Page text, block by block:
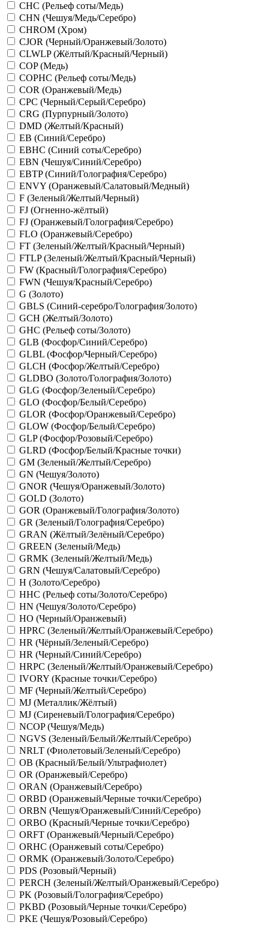
CHC (Рельеф соты/Медь)
CHN (Чешуя/Медь/Серебро)
CHROM (Хром)
CJOR (Черный/Оранжевый/Золото)
CLWLP (Жёлтый/Красный/Черный)
COP (Медь)
COPHC (Рельеф соты/Медь)
COR (Оранжевый/Медь)
CPC (Черный/Серый/Серебро)
CRG (Пурпурный/Золото)
DMD (Желтый/Красный)
EB (Синий/Серебро)
EBHC (Синий соты/Серебро)
EBN (Чешуя/Синий/Серебро)
EBTP (Синий/Голография/Серебро)
ENVY (Оранжевый/Салатовый/Медный)
F (Зеленый/Желтый/Черный)
FJ (Огненно-жёлтый)
FJ (Оранжевый/Голография/Серебро)
FLO (Оранжевый/Серебро)
FT (Зеленый/Желтый/Красный/Черный)
FTLP (Зеленый/Желтый/Красный/Черный)
FW (Красный/Голография/Серебро)
FWN (Чешуя/Красный/Серебро)
G (Золото)
GBLS (Синий-серебро/Голография/Золото)
GCH (Желтый/Золото)
GHC (Рельеф соты/Золото)
GLB (Фосфор/Синий/Серебро)
GLBL (Фосфор/Черный/Серебро)
GLCH (Фосфор/Желтый/Серебро)
GLDBO (Золото/Голография/Золото)
GLG (Фосфор/Зеленый/Серебро)
GLO (Фосфор/Белый/Серебро)
GLOR (Фосфор/Оранжевый/Серебро)
GLOW (Фосфор/Белый/Серебро)
GLP (Фосфор/Розовый/Серебро)
GLRD (Фосфор/Белый/Красные точки)
GM (Зеленый/Желтый/Серебро)
GN (Чешуя/Золото)
GNOR (Чешуя/Оранжевый/Золото)
GOLD (Золото)
GOR (Оранжевый/Голография/Золото)
GR (Зеленый/Голография/Серебро)
GRAN (Жёлтый/Зелёный/Серебро)
GREEN (Зеленый/Медь)
GRMK (Зеленый/Желтый/Медь)
GRN (Чешуя/Салатовый/Серебро)
H (Золото/Серебро)
HHC (Рельеф соты/Золото/Серебро)
HN (Чешуя/Золото/Серебро)
HO (Черный/Оранжевый)
HPRC (Зеленый/Желтый/Оранжевый/Серебро)
HR (Чёрный/Зеленый/Серебро)
HR (Черный/Синий/Серебро)
HRPC (Зеленый/Желтый/Оранжевый/Серебро)
IVORY (Красные точки/Серебро)
MF (Черный/Желтый/Серебро)
MJ (Металлик/Жёлтый)
MJ (Сиреневый/Голография/Серебро)
NCOP (Чешуя/Медь)
NGVS (Зеленый/Белый/Желтый/Серебро)
NRLT (Фиолетовый/Зеленый/Серебро)
OB (Красный/Белый/Ультрафиолет)
OR (Оранжевый/Серебро)
ORAN (Оранжевый/Серебро)
ORBD (Оранжевый/Черные точки/Серебро)
ORBN (Чешуя/Оранжевый/Синий/Серебро)
ORBO (Красный/Черные точки/Серебро)
ORFT (Оранжевый/Черный/Серебро)
ORHC (Оранжевый соты/Серебро)
ORMK (Оранжевый/Золото/Серебро)
PDS (Розовый/Черный)
PERCH (Зеленый/Желтый/Оранжевый/Серебро)
PK (Розовый/Голография/Серебро)
PKBD (Розовый/Черные точки/Серебро)
PKE (Чешуя/Розовый/Серебро)